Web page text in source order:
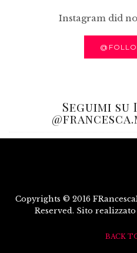
Instagram did
Seguimi
Copyrights © 2016
Reserved. Sito
BACK